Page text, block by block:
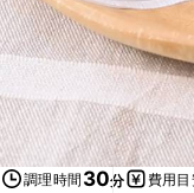
調理時間 30分 費用